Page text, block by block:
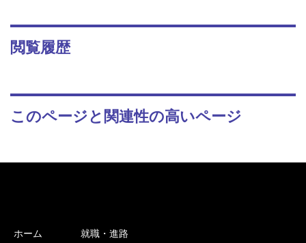
閲覧履歴
このページと関連性の高いページ
ホーム
就職・進路